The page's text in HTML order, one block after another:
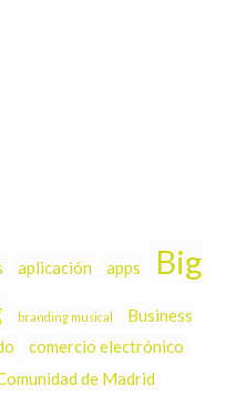
aplicación apps
Big
branding musical
Business
comercio electrónico
de Madrid